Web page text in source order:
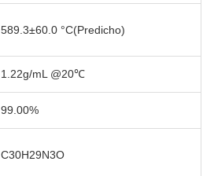
589.3±60.0 °C(Predicho)
1.22g/mL @20℃
99.00%
C30H29N3O